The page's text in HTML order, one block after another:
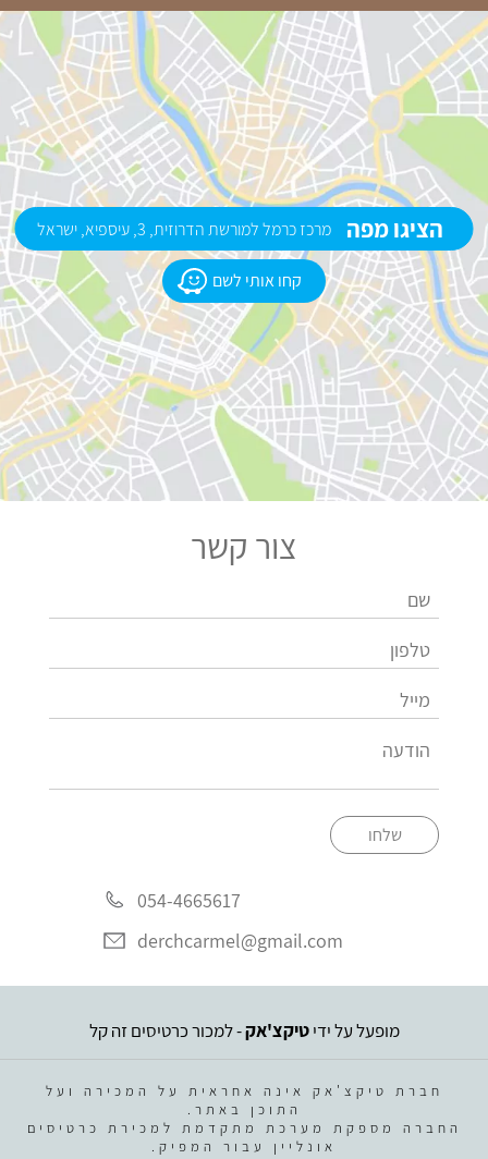
קחו אותי לשם
הציגו מפה מרכז כרמל למורשת הדרוזית, 3, עיספיא, ישראל
צור קשר
שלחו
054-4665617
derchcarmel@gmail.com
מופעל על ידיטיקצ'אק- למכור כרטיסים זה קל
חברת טיקצ'אק אינה אחראית על המכירה ועל
התוכן באתר.
החברה מספקת מערכת מתקדמת למכירת כרטיסים
אונליין עבור המפיק.